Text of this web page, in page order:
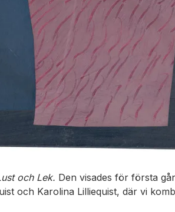
och Lek. Den visades för första
och Karolina Lilliequist, där vi